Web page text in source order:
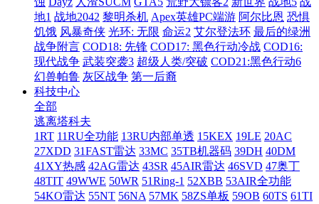
地1 战地2042 黎明杀机 Apex英雄PC端游 阿尔比恩 恐惧
饥饿 风暴奇侠 光环: 无限 命运2 艾尔登法环 最后的绿洲
战争附言 COD18: 先锋 COD17: 黑色行动冷战 COD16:
现代战争 武装突袭3 超级人类/突破 COD21:黑色行动6
幻兽帕鲁 灰区战争 第一后裔
科技中心
全部
逃离塔科夫
1RT 11RU全功能 13RU内部单透 15KEX 19LE 20AC
27XDD 31FAST雷达 33MC 35TB机器码 39DH 40DM
41XY热感 42AG雷达 43SR 45AIR雷达 46SVD 47奥丁
48TIT 49WWE 50WR 51Ring-1 52XBB 53AIR全功能
54KO雷达 55NT 56NA 57MK 58ZS单板 59OB 60TS 61TI